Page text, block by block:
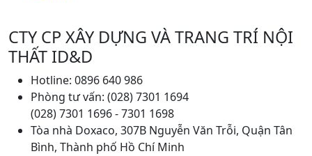
CTY CP XÂY DỰNG VÀ TRANG TRÍ NỘI
THẤT ID&D
Hotline: 0896 640 986
Phòng tư vấn: (028) 7301 1694
(028) 7301 1696 - 7301 1698
Tòa nhà Doxaco, 307B Nguyễn Văn Trỗi, Quận Tân
Bình, Thành phố Hồ Chí Minh